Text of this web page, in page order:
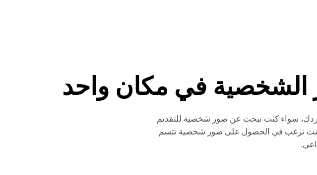
الشخصية في مكان واحد
سواء كنت تبحث عن صور شخصية للتقديم
كنت ترغب في الحصول على صور شخصية تتسم